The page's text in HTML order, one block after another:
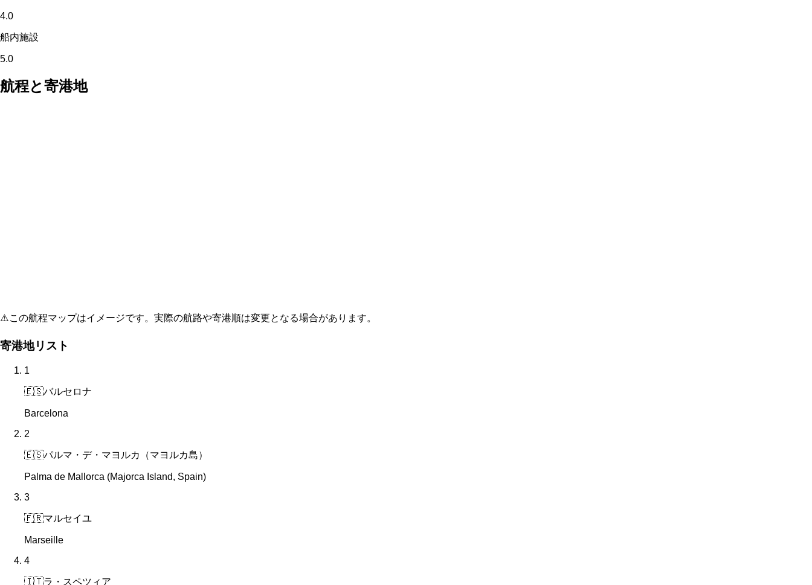
4.0
船内施設
5.0
航程と寄港地
⚠️この航程マップはイメージです。実際の航路や寄港順は変更となる場合があります。
寄港地リスト
1
🇪🇸バルセロナ
Barcelona
2
🇪🇸パルマ・デ・マヨルカ（マヨルカ島）
Palma de Mallorca (Majorca Island, Spain)
3
🇫🇷マルセイユ
Marseille
4
🇮🇹ラ・スペツィア